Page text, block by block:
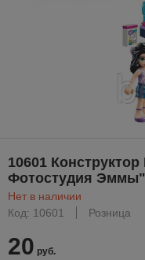
10601
Фотостудия
Нет в наличии
Код: 10601
Розница
20 руб.